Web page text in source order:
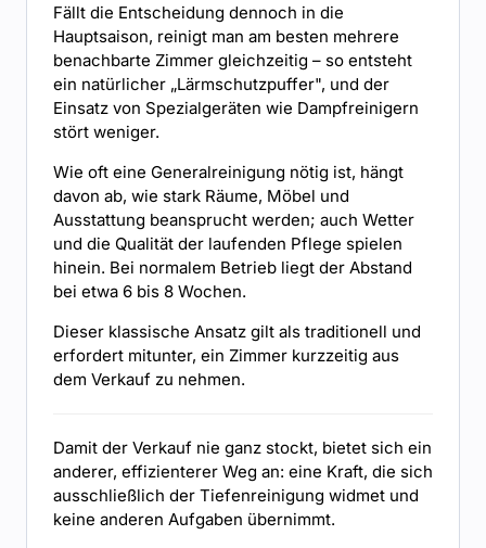
Fällt die Entscheidung dennoch in die
Hauptsaison, reinigt man am besten mehrere
benachbarte Zimmer gleichzeitig – so entsteht
ein natürlicher „Lärmschutzpuffer", und der
Einsatz von Spezialgeräten wie Dampfreinigern
stört weniger.
Wie oft eine Generalreinigung nötig ist, hängt
davon ab, wie stark Räume, Möbel und
Ausstattung beansprucht werden; auch Wetter
und die Qualität der laufenden Pflege spielen
hinein. Bei normalem Betrieb liegt der Abstand
bei etwa 6 bis 8 Wochen.
Dieser klassische Ansatz gilt als traditionell und
erfordert mitunter, ein Zimmer kurzzeitig aus
dem Verkauf zu nehmen.
Damit der Verkauf nie ganz stockt, bietet sich ein
anderer, effizienterer Weg an: eine Kraft, die sich
ausschließlich der Tiefenreinigung widmet und
keine anderen Aufgaben übernimmt.